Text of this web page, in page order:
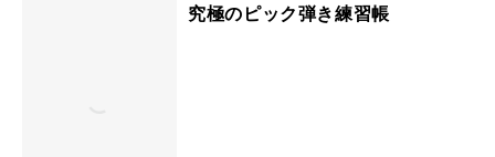
究極のピック弾き練習帳